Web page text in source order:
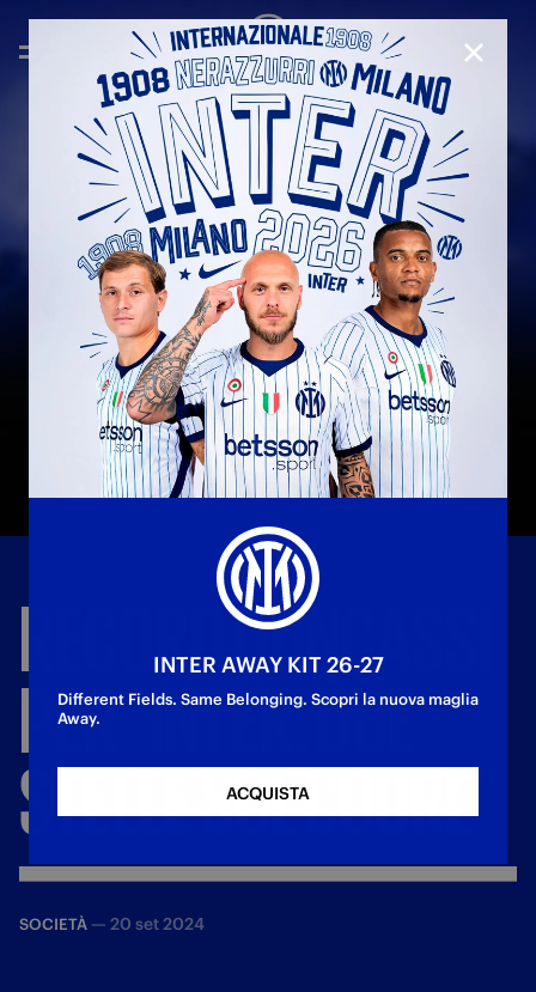
RECORDDIINCASSI
PER"INTER.DUE
STELLESULCUORE"
SOCIETÀ — 20 set 2024
INTER AWAY KIT 26-27
Different Fields. Same Belonging. Scopri la nuova maglia
Away.
ACQUISTA